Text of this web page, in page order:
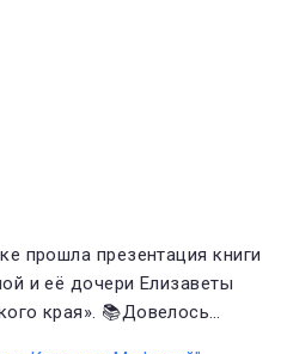
прошла презентация книги
и её дочери Елизаветы
края». 📚Довелось…